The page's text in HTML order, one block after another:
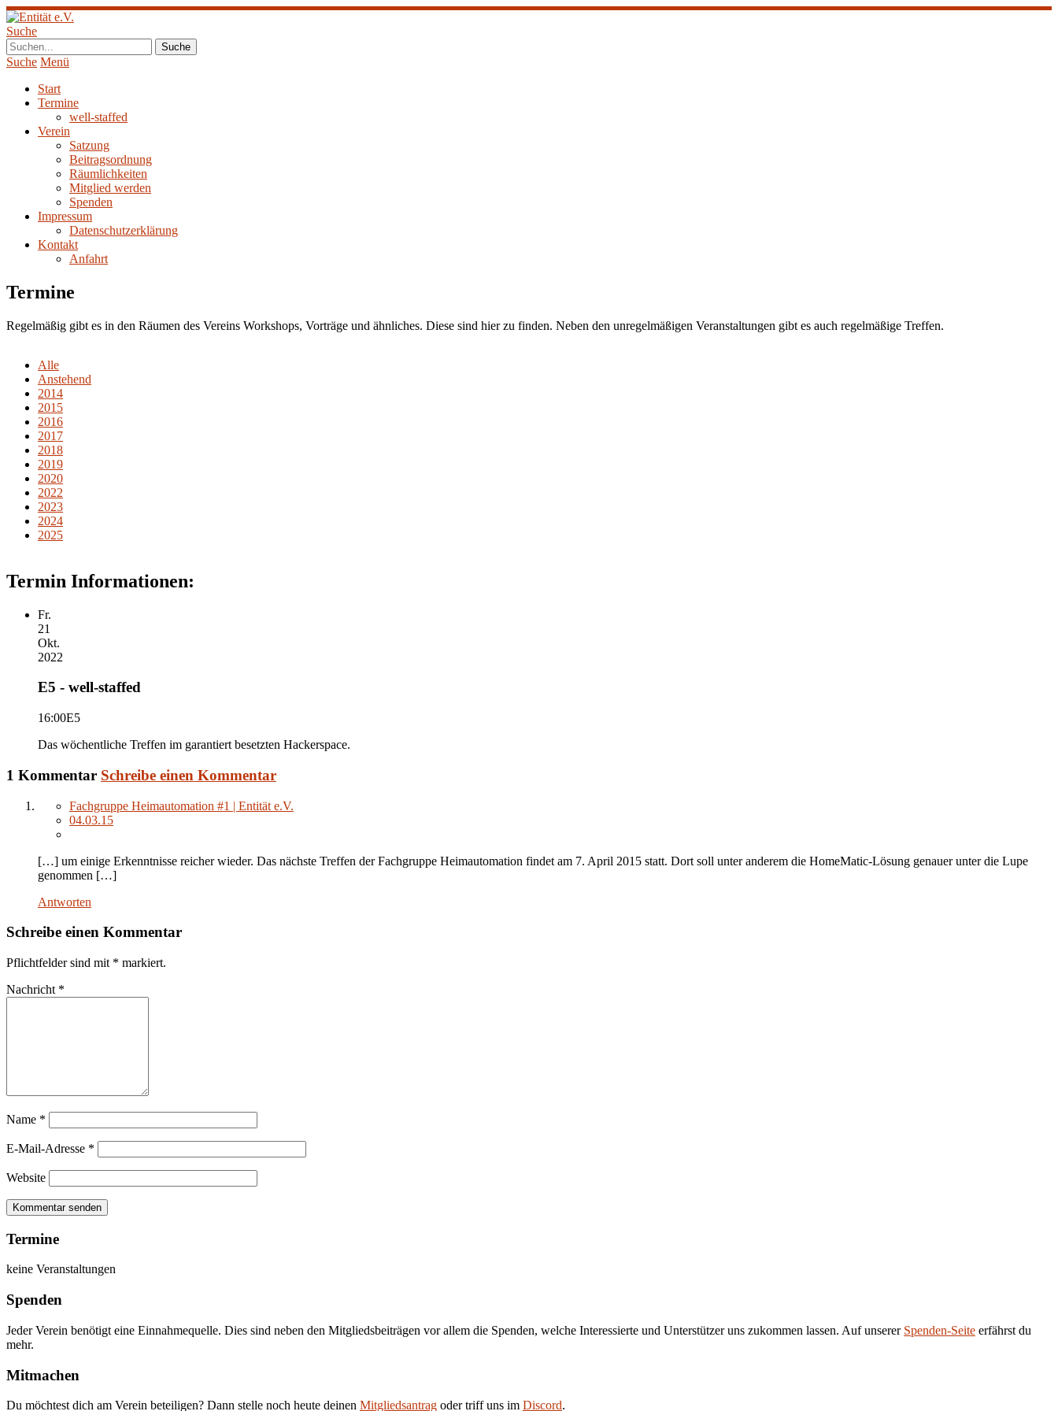
Suche
Suche Menü
Start
Termine
well-staffed
Verein
Satzung
Beitragsordnung
Räumlichkeiten
Mitglied werden
Spenden
Impressum
Datenschutzerklärung
Kontakt
Anfahrt
Termine
Regelmäßig gibt es in den Räumen des Vereins Workshops, Vorträge und ähnliches. Diese sind hier zu finden. Neben den unregelmäßigen Veranstaltungen gibt es auch regelmäßige Treffen.
Alle
Anstehend
2014
2015
2016
2017
2018
2019
2020
2022
2023
2024
2025
Termin Informationen:
Fr.
21
Okt.
2022
E5 - well-staffed
16:00E5
Das wöchentliche Treffen im garantiert besetzten Hackerspace.
1 Kommentar Schreibe einen Kommentar
Fachgruppe Heimautomation #1 | Entität e.V.
04.03.15
[…] um einige Erkenntnisse reicher wieder. Das nächste Treffen der Fachgruppe Heimautomation findet am 7. April 2015 statt. Dort soll unter anderem die HomeMatic-Lösung genauer unter die Lupe
genommen […]
Antworten
Schreibe einen Kommentar
Pflichtfelder sind mit * markiert.
Nachricht *
Name *
E-Mail-Adresse *
Website
Termine
keine Veranstaltungen
Spenden
Jeder Verein benötigt eine Einnahmequelle. Dies sind neben den Mitgliedsbeiträgen vor allem die Spenden, welche Interessierte und Unterstützer uns zukommen lassen. Auf unserer Spenden-Seite erfährst du
mehr.
Mitmachen
Du möchtest dich am Verein beteiligen? Dann stelle noch heute deinen Mitgliedsantrag oder triff uns im Discord.